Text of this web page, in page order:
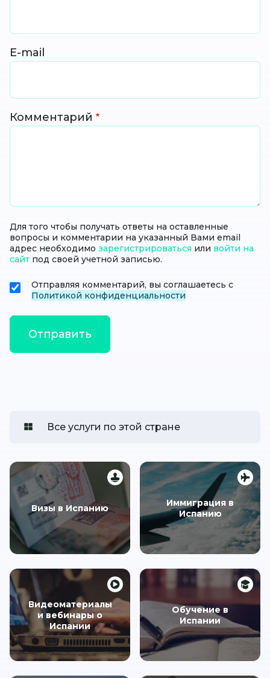
E-mail
Комментарий
Для того чтобы получать ответы на оставленные
вопросы и комментарии на указанный Вами email
адрес необходимо зарегистрироваться или войти на
сайт под своей учетной записью.
Отправляя комментарий, вы соглашаетесь с
Политикой конфиденциальности
Все услуги по этой стране
Визы в Испанию
Иммиграция в
Испанию
Видеоматериалы
и вебинары о
Испании
Обучение в
Испании